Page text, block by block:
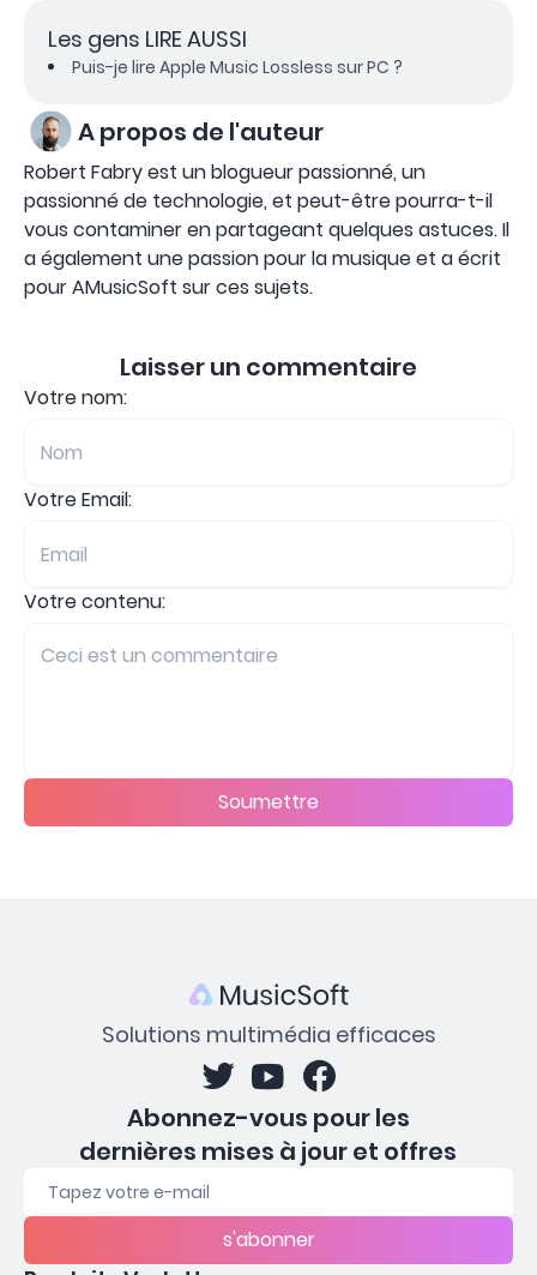
Les gens LIRE AUSSI
Puis-je lire Apple Music Lossless sur PC ?
A propos de l'auteur
Robert Fabry est un blogueur passionné, un
passionné de technologie, et peut-être pourra-t-il
vous contaminer en partageant quelques astuces. Il
a également une passion pour la musique et a écrit
pour AMusicSoft sur ces sujets.
Laisser un commentaire
Votre nom:
Votre Email:
Votre contenu:
Soumettre
Solutions multimédia efficaces
Abonnez-vous pour les
dernières mises à jour et offres
s'abonner